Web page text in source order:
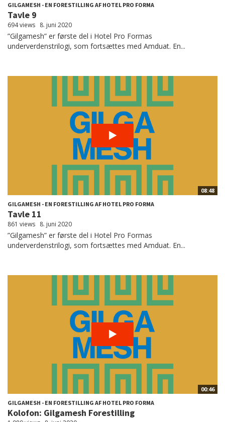
GILGAMESH - EN FORESTILLING AF HOTEL PRO FORMA
Tavle 9
694 views 8. juni 2020
”Gilgamesh” er første del i Hotel Pro Formas
underverdenstrilogi, som fortsættes med Amduat. En...
08:48
GILGAMESH - EN FORESTILLING AF HOTEL PRO FORMA
Tavle 11
861 views 8. juni 2020
”Gilgamesh” er første del i Hotel Pro Formas
underverdenstrilogi, som fortsættes med Amduat. En...
00:46
GILGAMESH - EN FORESTILLING AF HOTEL PRO FORMA
Kolofon: Gilgamesh Forestilling